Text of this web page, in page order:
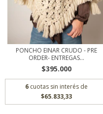
PONCHO EINAR CRUDO - PRE
ORDER- ENTREGAS...
$395.000
6 cuotas sin interés de
$65.833,33